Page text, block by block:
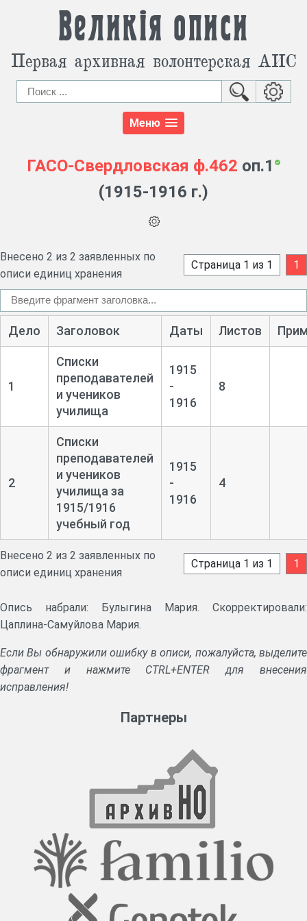
Великія описи
Первая архивная волонтерская АИС
Меню
ГАСО-Свердловская ф.462 оп.1
(1915-1916 г.)
Внесено 2 из 2 заявленных по
описи единиц хранения
Страница 1 из 1 1
Дело Заголовок Даты Листов
1
Списки
преподавателей
и учеников
училища
1915
-
1916
8
2
Списки
преподавателей
и учеников
училища за
1915/1916
учебный год
1915
-
1916
4
Внесено 2 из 2 заявленных по
описи единиц хранения
Страница 1 из 1 1
Опись набрали: Булыгина Мария. Скорректировали:
Цаплина-Самуйлова Мария.
Если Вы обнаружили ошибку в описи, пожалуйста, выделите
фрагмент и нажмите CTRL+ENTER для внесения
исправления!
Партнеры